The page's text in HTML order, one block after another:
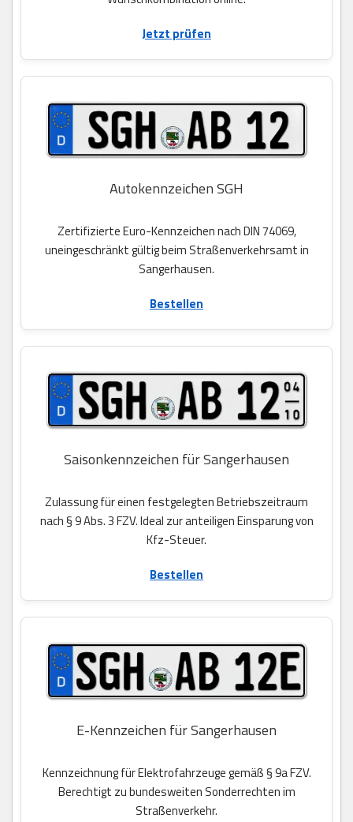
Jetzt prüfen
Autokennzeichen SGH
Zertifizierte Euro-Kennzeichen nach DIN 74069,
uneingeschränkt gültig beim Straßenverkehrsamt in
Sangerhausen.
Bestellen
Saisonkennzeichen für Sangerhausen
Zulassung für einen festgelegten Betriebszeitraum
nach § 9 Abs. 3 FZV. Ideal zur anteiligen Einsparung von
Kfz-Steuer.
Bestellen
E-Kennzeichen für Sangerhausen
Kennzeichnung für Elektrofahrzeuge gemäß § 9a FZV.
Berechtigt zu bundesweiten Sonderrechten im
Straßenverkehr.